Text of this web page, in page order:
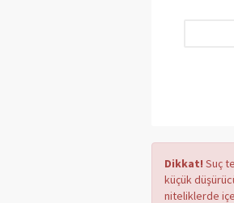
Dikkat! Suç
küçük
niteliklerde